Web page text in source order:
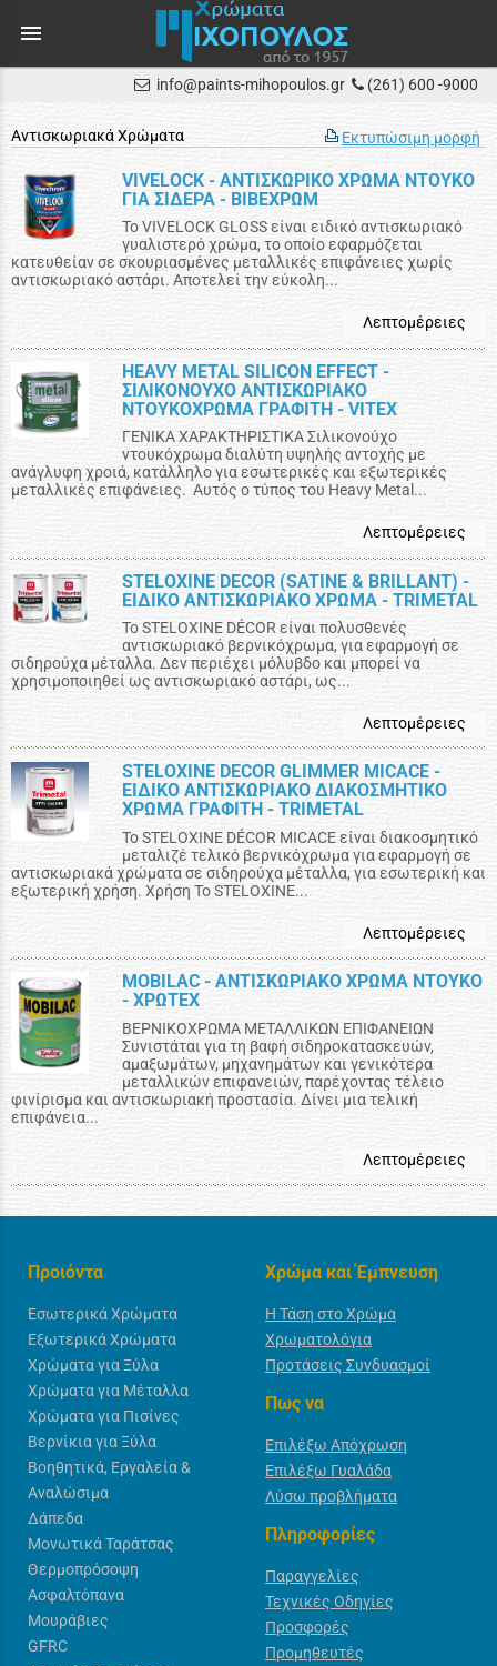
menu
info@paints-mihopoulos.gr (261) 600 -9000
Εκτυπώσιμη μορφή
Αντισκωριακά Χρώματα
VIVELOCK - ΑΝΤΙΣΚΩΡΙΚΟ ΧΡΩΜΑ ΝΤΟΥΚΟ
ΓΙΑ ΣΙΔΕΡΑ - ΒΙΒΕΧΡΩΜ
Το VIVELOCK GLOSS είναι ειδικό αντισκωριακό
γυαλιστερό χρώμα, το οποίο εφαρμόζεται
κατευθείαν σε σκουριασμένες μεταλλικές επιφάνειες χωρίς
αντισκωριακό αστάρι. Αποτελεί την εύκολη...
Λεπτομέρειες
HEAVY METAL SILICON EFFECT -
ΣΙΛΙΚΟΝΟΥΧΟ ΑΝΤΙΣΚΩΡΙΑΚΟ
ΝΤΟΥΚΟΧΡΩΜΑ ΓΡΑΦΙΤΗ - VITEX
ΓΕΝΙΚΑ ΧΑΡΑΚΤΗΡΙΣΤΙΚΑ Σιλικονούχο
ντουκόχρωμα διαλύτη υψηλής αντοχής με
ανάγλυφη χροιά, κατάλληλο για εσωτερικές και εξωτερικές
μεταλλικές επιφάνειες. Αυτός ο τύπος του Heavy Metal...
Λεπτομέρειες
STELOXINE DECOR (SATINE & BRILLANT) -
ΕΙΔΙΚΟ ΑΝΤΙΣΚΩΡΙΑΚΟ ΧΡΩΜΑ - TRIMETAL
To STELOXINE DÉCOR είναι πολυσθενές
αντισκωριακό βερνικόχρωμα, για εφαρμογή σε
σιδηρούχα μέταλλα. Δεν περιέχει μόλυβδο και μπορεί να
χρησιμοποιηθεί ως αντισκωριακό αστάρι, ως...
Λεπτομέρειες
STELOXINE DECOR GLIMMER MICACE -
ΕΙΔΙΚΟ ΑΝΤΙΣΚΩΡΙΑΚΟ ΔΙΑΚΟΣΜΗΤΙΚΟ
ΧΡΩΜΑ ΓΡΑΦΙΤΗ - TRIMETAL
To STELOXINE DÉCOR MICACE είναι διακοσμητικό
μεταλιζέ τελικό βερνικόχρωμα για εφαρμογή σε
αντισκωριακά χρώματα σε σιδηρούχα μέταλλα, για εσωτερική και
εξωτερική χρήση. Χρήση Το STELOXINE...
Λεπτομέρειες
MOBILAC - ΑΝΤΙΣΚΩΡΙΑΚΟ ΧΡΩΜΑ ΝΤΟΥΚΟ
- XΡΩΤΕΧ
ΒΕΡΝΙΚΟΧΡΩΜΑ ΜΕΤΑΛΛΙΚΩΝ ΕΠΙΦΑΝΕΙΩΝ
Συνιστάται για τη βαφή σιδηροκατασκευών,
αμαξωμάτων, μηχανημάτων και γενικότερα
μεταλλικών επιφανειών, παρέχοντας τέλειο
φινίρισμα και αντισκωριακή προστασία. Δίνει μια τελική
επιφάνεια...
Λεπτομέρειες
Προιόντα
Εσωτερικά Χρώματα
Εξωτερικά Χρώματα
Χρώματα για Ξύλα
Χρώματα για Μέταλλα
Χρώματα για Πισίνες
Βερνίκια για Ξύλα
Βοηθητικά, Εργαλεία &
Αναλώσιμα
Δάπεδα
Μονωτικά Ταράτσας
Θερμοπρόσοψη
Ασφαλτόπανα
Μουράβιες
GFRC
Χρώμα και Έμπνευση
Η Τάση στο Χρώμα
Χρωματολόγια
Προτάσεις Συνδυασμοί
Πως να
Επιλέξω Απόχρωση
Επιλέξω Γυαλάδα
Λύσω προβλήματα
Πληροφορίες
Παραγγελίες
Τεχνικές Οδηγίες
Προσφορές
Προμηθευτές